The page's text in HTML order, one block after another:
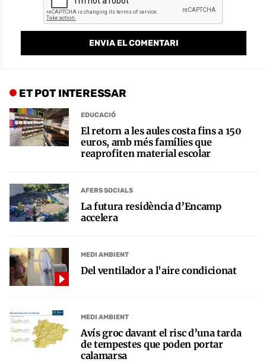
ET POT INTERESSAR
EDUCACIÓ
El retorn a les aules costa fins a 150
euros, amb més famílies que
reaprofiten material escolar
AFERS SOCIALS
La futura residència d’Encamp
accelera
MEDI AMBIENT
Del ventilador a l'aire condicionat
MEDI AMBIENT
Avís groc davant el risc d’una tarda
de tempestes que poden portar
calamarsa